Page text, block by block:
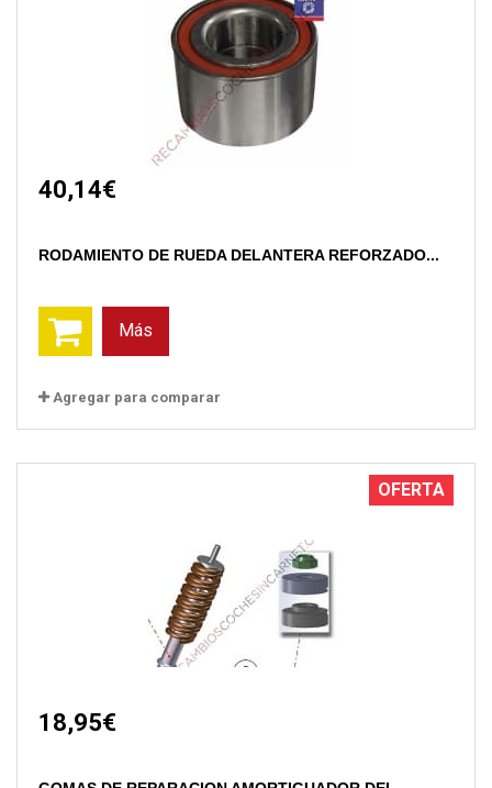
40,14€
RODAMIENTO DE RUEDA DELANTERA REFORZADO...
Más
Agregar para comparar
OFERTA
18,95€